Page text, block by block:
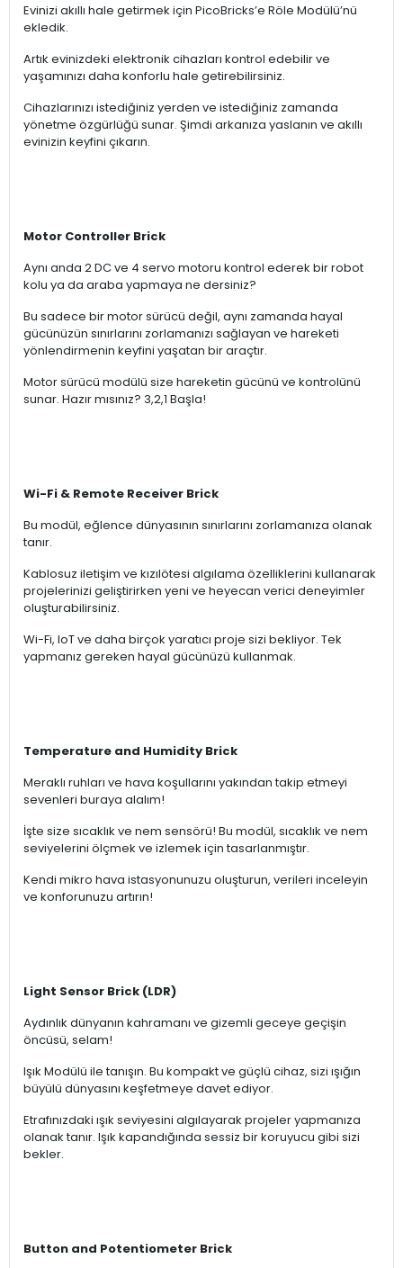
Evinizi akıllı hale getirmek için PicoBricks’e Röle Modülü’nü
ekledik.
Artık evinizdeki elektronik cihazları kontrol edebilir ve
yaşamınızı daha konforlu hale getirebilirsiniz.
Cihazlarınızı istediğiniz yerden ve istediğiniz zamanda
yönetme özgürlüğü sunar. Şimdi arkanıza yaslanın ve akıllı
evinizin keyfini çıkarın.
Motor Controller Brick
Aynı anda 2 DC ve 4 servo motoru kontrol ederek bir robot
kolu ya da araba yapmaya ne dersiniz?
Bu sadece bir motor sürücü değil, aynı zamanda hayal
gücünüzün sınırlarını zorlamanızı sağlayan ve hareketi
yönlendirmenin keyfini yaşatan bir araçtır.
Motor sürücü modülü size hareketin gücünü ve kontrolünü
sunar. Hazır mısınız? 3,2,1 Başla!
Wi-Fi & Remote Receiver Brick
Bu modül, eğlence dünyasının sınırlarını zorlamanıza olanak
tanır.
Kablosuz iletişim ve kızılötesi algılama özelliklerini kullanarak
projelerinizi geliştirirken yeni ve heyecan verici deneyimler
oluşturabilirsiniz.
Wi-Fi, IoT ve daha birçok yaratıcı proje sizi bekliyor. Tek
yapmanız gereken hayal gücünüzü kullanmak.
Temperature and Humidity Brick
Meraklı ruhları ve hava koşullarını yakından takip etmeyi
sevenleri buraya alalım!
İşte size sıcaklık ve nem sensörü! Bu modül, sıcaklık ve nem
seviyelerini ölçmek ve izlemek için tasarlanmıştır.
Kendi mikro hava istasyonunuzu oluşturun, verileri inceleyin
ve konforunuzu artırın!
Light Sensor Brick (LDR)
Aydınlık dünyanın kahramanı ve gizemli geceye geçişin
öncüsü, selam!
Işık Modülü ile tanışın. Bu kompakt ve güçlü cihaz, sizi ışığın
büyülü dünyasını keşfetmeye davet ediyor.
Etrafınızdaki ışık seviyesini algılayarak projeler yapmanıza
olanak tanır. Işık kapandığında sessiz bir koruyucu gibi sizi
bekler.
Button and Potentiometer Brick